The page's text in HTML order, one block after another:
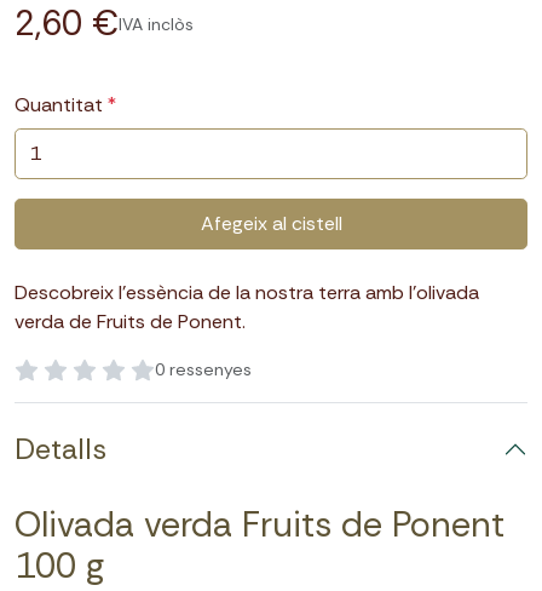
2,60 €IVA inclòs
Quantitat
Afegeix al cistell
Descobreix l'essència de la nostra terra amb l'olivada
verda de Fruits de Ponent.
0 ressenyes
Detalls
Olivada verda Fruits de Ponent
100 g